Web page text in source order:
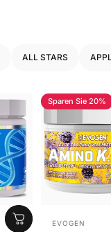
ALL STARS
Sparen Sie 20%
Anbieter:
EVOGEN